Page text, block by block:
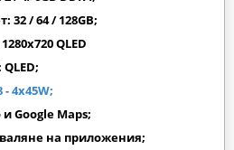
32 / 64 / 128GB;
QLED
- 4x45W;
Google Maps;
на приложения;